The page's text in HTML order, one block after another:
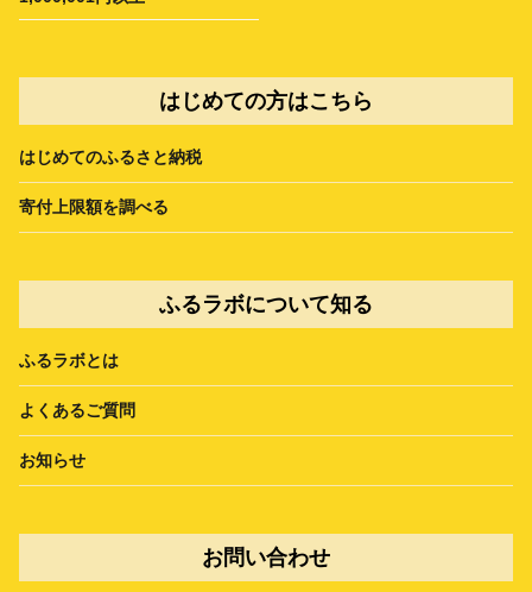
はじめての方はこちら
はじめてのふるさと納税
寄付上限額を調べる
ふるラボについて知る
ふるラボとは
よくあるご質問
お知らせ
お問い合わせ